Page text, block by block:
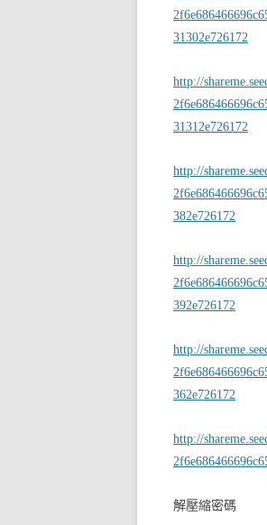
31302e726172
http://
31312e726172
http://
382e726172
http://
392e726172
http://
362e726172
http://
解壓縮密碼